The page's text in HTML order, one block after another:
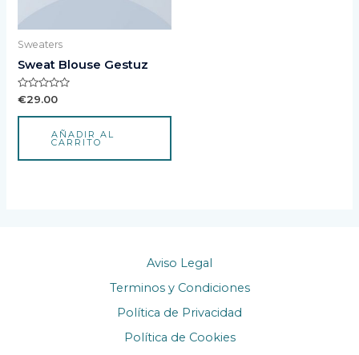
Sweaters
Sweat Blouse Gestuz
Valorado
con
0
€29.00
AÑADIR AL
CARRITO
Aviso Legal
Terminos y Condiciones
Política de Privacidad
Política de Cookies